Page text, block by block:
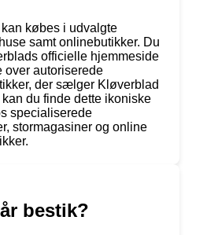
købes i udvalgte
samt onlinebutikker. Du
officielle hjemmeside
over autoriserede
der sælger Kløverblad
du finde dette ikoniske
specialiserede
stormagasiner og online
bestik?